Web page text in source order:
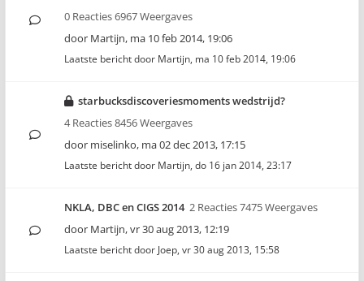
0 Reacties 6967 Weergaves
door Martijn, ma 10 feb 2014, 19:06
Laatste bericht door Martijn, ma 10 feb 2014, 19:06
starbucksdiscoveriesmoments wedstrijd?
4 Reacties 8456 Weergaves
door miselinko, ma 02 dec 2013, 17:15
Laatste bericht door Martijn, do 16 jan 2014, 23:17
NKLA, DBC en CIGS 2014 2 Reacties 7475 Weergaves
door Martijn,vr 30 aug 2013, 12:19
Laatste bericht door Joep, vr 30 aug 2013, 15:58